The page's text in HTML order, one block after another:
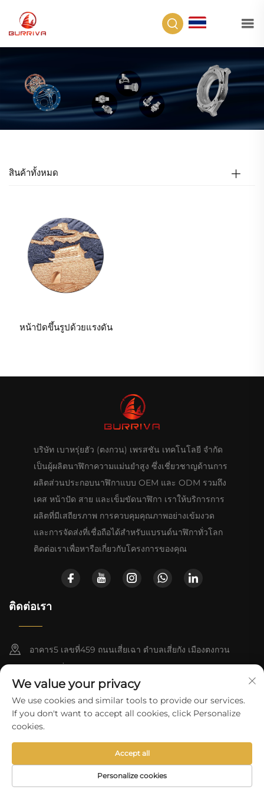
สินค้าทั้งหมด
หน้าปัดขึ้นรูปด้วยแรงดัน
บริษัท เบาหรุ่ยฮัว (ตงกวน) เพรสชัน เทคโนโลยี จำกัด
เป็นผู้ผลิตนาฬิกาความแม่นยำสูง ซึ่งเชี่ยวชาญด้านการ
ผลิตส่วนประกอบนาฬิกาแบบ OEM และ ODM รวมถึง
เคส หน้าปัด สาย และเข็มขัดนาฬิกา เราให้บริการการ
ผลิตที่มีเสถียรภาพ การควบคุมคุณภาพอย่างเข้มงวด
และการจัดส่งที่เชื่อถือได้สำหรับแบรนด์นาฬิกาทั่วโลก
ติดต่อเราเพื่อหารือเกี่ยวกับโครงการของคุณ
ติดต่อเรา
อาคาร5 เลขที่459 ถนนเสี่ยเฉา ตำบลเสี่ยกัง เมืองตงกวน
มณฑลกว่างตง
+852-8402 6198
[email protected]
สงวนลิขสิทธิ์ © 2025 โดยบริษัท Baoruihua (ตงกวน) เทคโนโลยีความ
แม่นยำ จำกัด นโยบายความเป็นส่วนตัว
อีเมล โทรศัพท์
We value your privacy
We use cookies and similar tools to provide our services.
If you don't want to accept all cookies, click Personalize
cookies.
Personalize cookies
Accept all